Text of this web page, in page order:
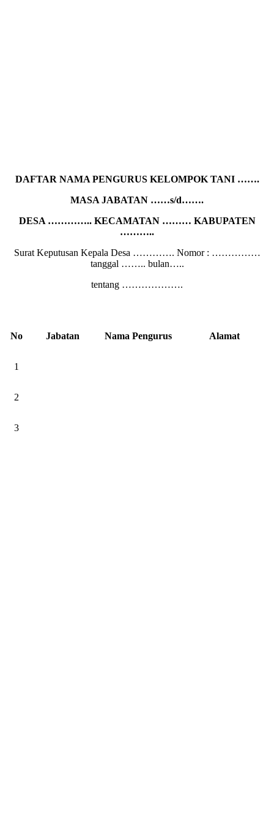
DAFTAR NAMA PENGURUS KELOMPOK TANI …….
MASA JABATAN ……s/d…….
DESA ………….. KECAMATAN ……… KABUPATEN
………..
Surat Keputusan Kepala Desa …………. Nomor : ……………
tanggal …….. bulan…..
tentang ……………….
No Jabatan Nama Pengurus Alamat
1
2
3